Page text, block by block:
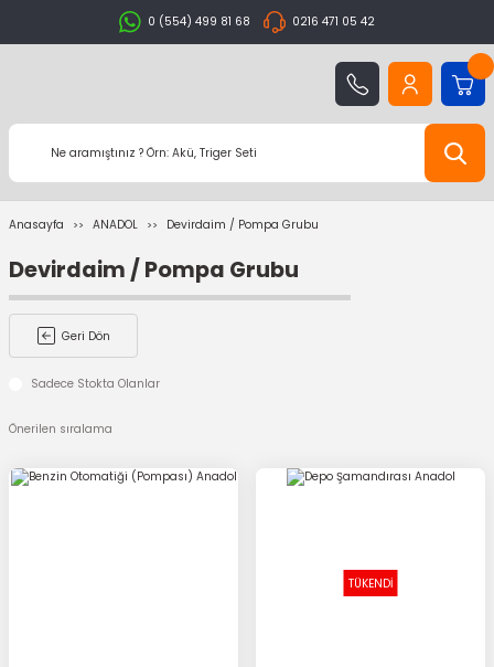
0 (554) 499 81 68 0216 471 05 42
Anasayfa ANADOL Devirdaim / Pompa Grubu
Devirdaim / Pompa Grubu
Geri Dön
Sadece Stokta Olanlar
TÜKENDİ